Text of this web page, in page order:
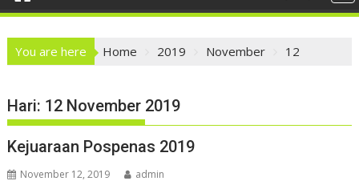
You are here Home 2019 November 12
Hari: 12 November 2019
Kejuaraan Pospenas 2019
November 12, 2019 admin